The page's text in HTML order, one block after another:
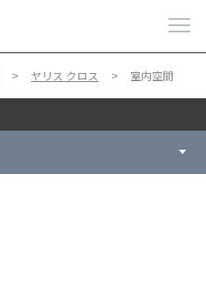
ヤリス クロス 室内空間